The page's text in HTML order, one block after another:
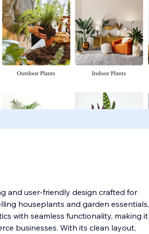
and user-friendly design crafted for
houseplants and garden essentials,
with seamless functionality, making it
businesses. With its clean layout,